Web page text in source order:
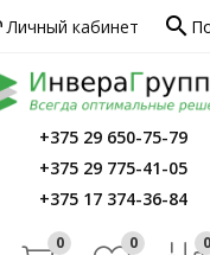
Личный кабинет search
Главная
Каталог
Услуги
+375 29 650-75-79
+375 29 775-41-05
+375 17 374-36-84
0 0 0
Услуги
Сервис
Инфо
Контакты